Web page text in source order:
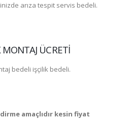
arıza tespit servis bedeli.
ÜCRETİ
bedeli işçilik bedeli.
amaçlıdır kesin fiyat